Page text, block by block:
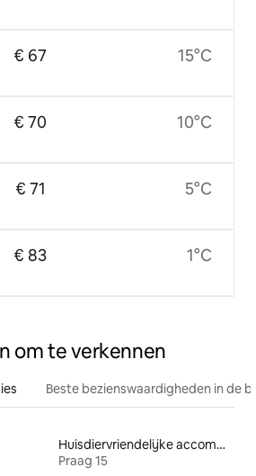
€ 67
€ 70
€ 71
€ 83
15°C
10°C
5°C
1°C
om te verkennen
Beste bezienswaardigheden in de
Huisdiervriendelijke accommodaties
Praag 15